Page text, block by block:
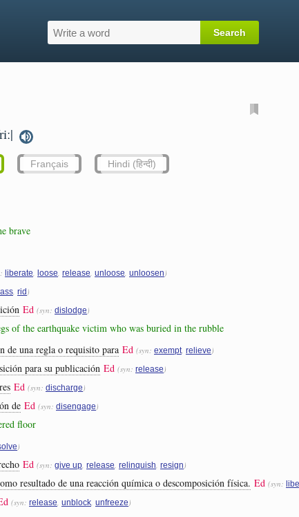
Français Hindi (हिन्दी)
brave
liberate, loose, release, unloose, unloosen)
, rid )
Ed (syn: dislodge)
of the earthquake victim who was buried in the rubble
de una regla o requisito para Ed (syn: exempt, relieve)
para su publicación Ed (syn: release)
Ed (syn: discharge)
de Ed (syn: disengage)
floor
)
Ed (syn: give up, release, relinquish, resign)
resultado de una reacción química o descomposición física. Ed (syn:
(syn: release, unblock, unfreeze)